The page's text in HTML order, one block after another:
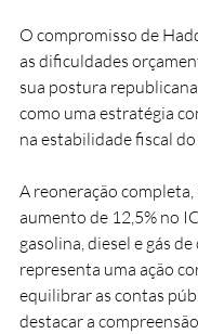
O compromisso de
as dificuldades
sua postura
como uma estratégia
na estabilidade fiscal
A reoneração
aumento de 12,5% no
gasolina, diesel e gás
representa uma ação
equilibrar as contas
destacar a